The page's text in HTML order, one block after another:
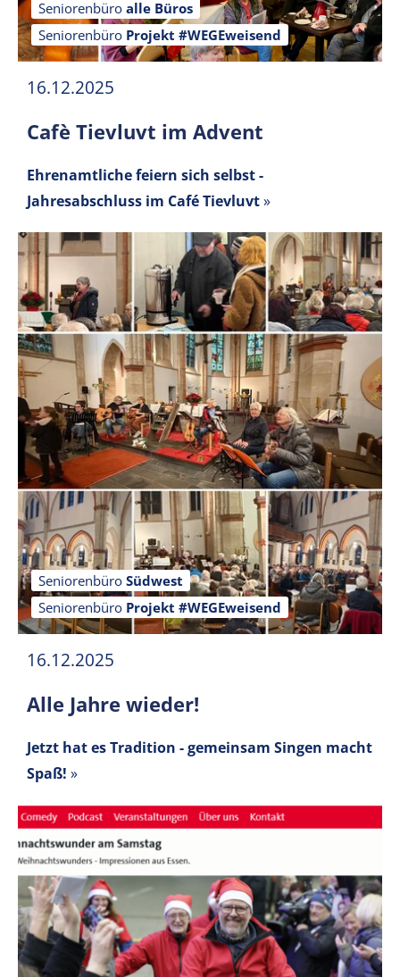
Seniorenbüro alle Büros
Seniorenbüro Projekt #WEGEweisend
16.12.2025
Cafè Tievluvt im Advent
Ehrenamtliche feiern sich selbst -
Jahresabschluss im Café Tievluvt»
Seniorenbüro Südwest
Seniorenbüro Projekt #WEGEweisend
16.12.2025
Alle Jahre wieder!
Jetzt hat es Tradition - gemeinsam Singen macht
Spaß! »